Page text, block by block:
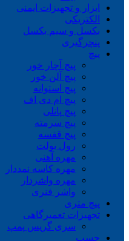
ابزار و تجهیزات ایمنی
الکتریکی
بکسل و سیم بکسل
پنچرگیری
پیچ
پیچ آچار خور
پیچ آلن خور
پیچ استوانه
پیچ ام دی اف
پیچ پانلی
پیچ سرمته
پیچ قفسه
رول بولت
مهره آهنی
مهره کاسه نمددار
مهره واشردار
واشر فنری
پیچ متری
تجهیزات تعمیرگاهی
سری گریس پمپ
چسب